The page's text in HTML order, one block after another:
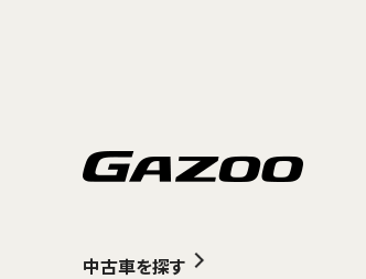
中古車を探す